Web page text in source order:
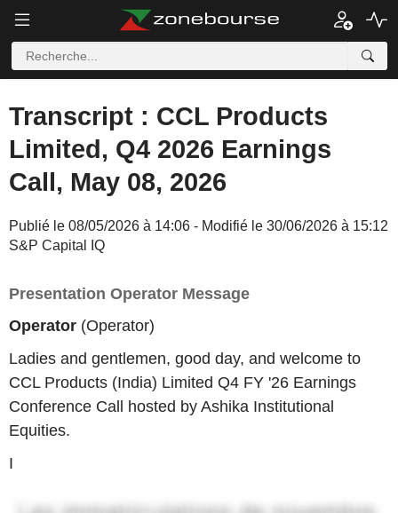
Transcript : CCL Products
Limited, Q4 2026 Earnings
Call, May 08, 2026
Publié le 08/05/2026 à 14:06 - Modifié le 30/06/2026 à 15:12
S&P Capital IQ
Presentation Operator Message
Operator (Operator)
Ladies and gentlemen, good day, and welcome to
CCL Products (India) Limited Q4 FY '26 Earnings
Conference Call hosted by Ashika Institutional
Equities.
I